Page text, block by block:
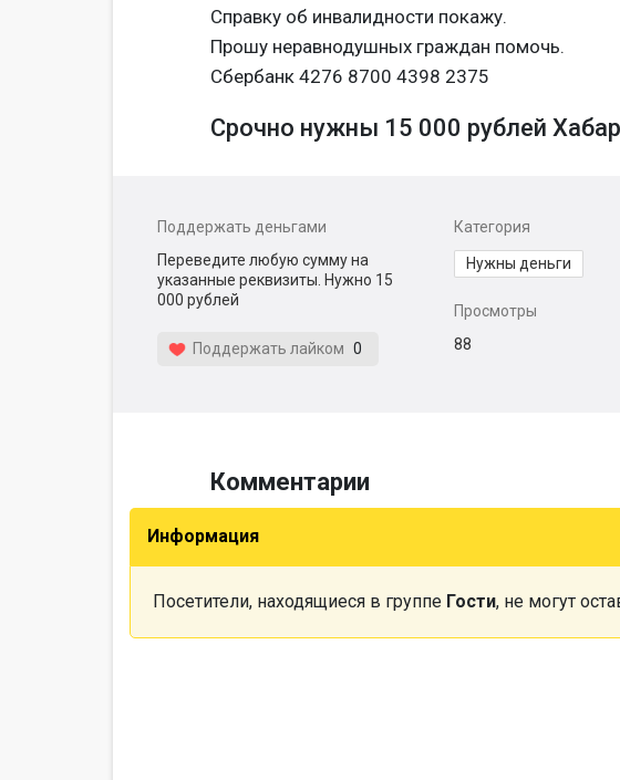
Справку об инвалидности покажу.
Прошу неравнодушных граждан помочь.
Сбербанк 4276 8700 4398 2375
Срочно нужны 15 000 рублей
Поддержать деньгами
Переведите любую сумму на
указанные реквизиты. Нужно 15
000 рублей
Поддержать лайком 0
Категория
Нужны деньги
Просмотры
88
Комментарии
Информация
Посетители, находящиеся в группе Гости, не могут